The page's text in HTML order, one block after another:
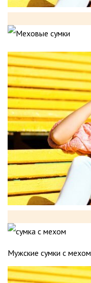
Мужские сумки с мехом